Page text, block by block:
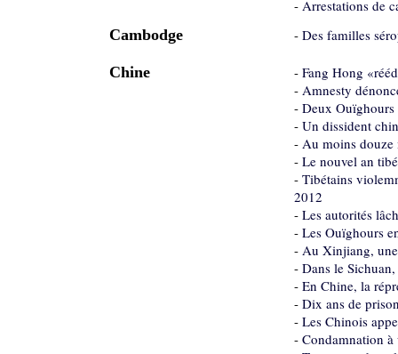
- Arrestations de
Cambodge
- Des familles
Chine - Fang Hong
- Amnesty
- Deux
- Un dissident
- Au moins douze
- Le nouvel an
- Tibétains
2012
- Les autorités
- Les Ouïghours
- Au Xinjiang,
- Dans le
- En Chine, la
- Dix ans de
- Les Chinois
- Condamnation